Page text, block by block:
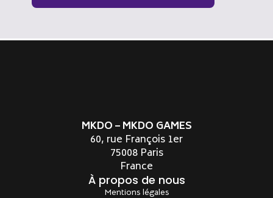
MKDO – MKDO GAMES
60, rue François 1er
75008 Paris
France
À propos de nous
Mentions légales